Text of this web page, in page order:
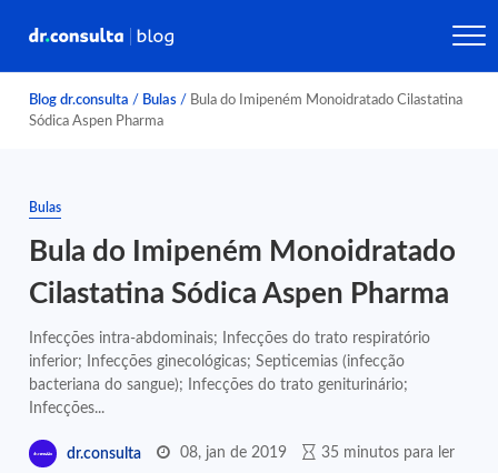
Blog dr.consulta / Bulas / Bula do Imipeném Monoidratado Cilastatina
Sódica Aspen Pharma
Bulas
Bula do Imipeném Monoidratado
Cilastatina Sódica Aspen Pharma
Infecções intra-abdominais; Infecções do trato respiratório
inferior; Infecções ginecológicas; Septicemias (infecção
bacteriana do sangue); Infecções do trato geniturinário;
Infecções...
dr.consulta 08, jan de 2019 35 minutos para ler